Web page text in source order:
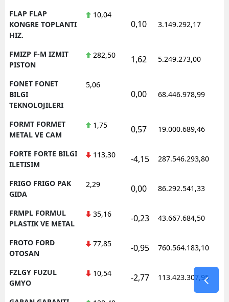
FLAP FLAP
KONGRE TOPLANTI
HIZ.
10,04
0,10 3.149.292,17
FMIZP F-M IZMIT
PISTON
282,50 1,62 5.249.273,00
FONET FONET
BILGI
TEKNOLOJILERI
5,06
0,00 68.446.978,99
FORMT FORMET
METAL VE CAM
1,75 0,57 19.000.689,46
FORTE FORTE BILGI
ILETISIM
113,30 -4,15 287.546.293,80
FRIGO FRIGO PAK
GIDA
2,29 0,00 86.292.541,33
FRMPL FORMUL
PLASTIK VE METAL
35,16 -0,23 43.667.684,50
FROTO FORD
OTOSAN
77,85 -0,95 760.564.183,10
FZLGY FUZUL
GMYO
10,54 -2,77 113.423.307,95